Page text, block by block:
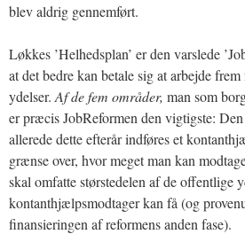
blev aldrig gennemført.
Løkkes ’Helhedsplan’ er den varslede
at det bedre kan betale sig at arbejde
ydelser. Af de fem områder, man som
er præcis JobReformen den vigtigste:
allerede dette efterår indføres et
grænse over, hvor meget man kan
skal omfatte størstedelen af de offentlige
kontanthjælpsmodtager kan få (og
finansieringen af reformens anden fase).